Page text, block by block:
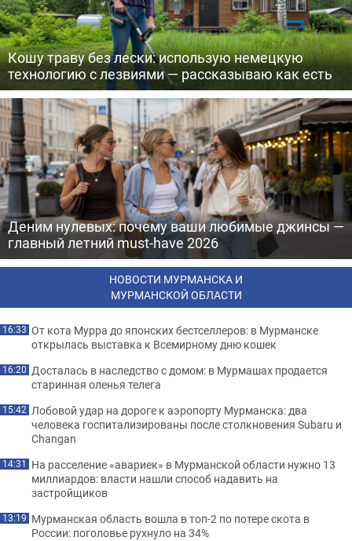
Кошу траву без лески: использую немецкую
технологию с лезвиями — рассказываю как есть
Деним нулевых: почему ваши любимые джинсы —
главный летний must-have 2026
НОВОСТИ МУРМАНСКА И
МУРМАНСКОЙ ОБЛАСТИ
16:33 От кота Мурра до японских бестселлеров: в Мурманске
открылась выставка к Всемирному дню кошек
16:20 Досталась в наследство с домом: в Мурмашах продается
старинная оленья телега
15:42 Лобовой удар на дороге к аэропорту Мурманска: два
человека госпитализированы после столкновения Subaru и
Changan
14:31 На расселение «авариек» в Мурманской области нужно 13
миллиардов: власти нашли способ надавить на
застройщиков
13:19 Мурманская область вошла в топ-2 по потере скота в
России: поголовье рухнуло на 34%